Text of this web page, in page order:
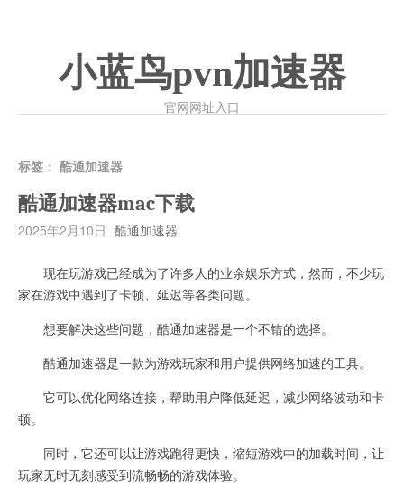
小蓝鸟pvn加速器
官网网址入口
标签： 酷通加速器
酷通加速器mac下载
2025年2月10日 酷通加速器
现在玩游戏已经成为了许多人的业余娱乐方式，然而，不少玩
家在游戏中遇到了卡顿、延迟等各类问题。
想要解决这些问题，酷通加速器是一个不错的选择。
酷通加速器是一款为游戏玩家和用户提供网络加速的工具。
它可以优化网络连接，帮助用户降低延迟，减少网络波动和卡
顿。
同时，它还可以让游戏跑得更快，缩短游戏中的加载时间，让
玩家无时无刻感受到流畅畅的游戏体验。